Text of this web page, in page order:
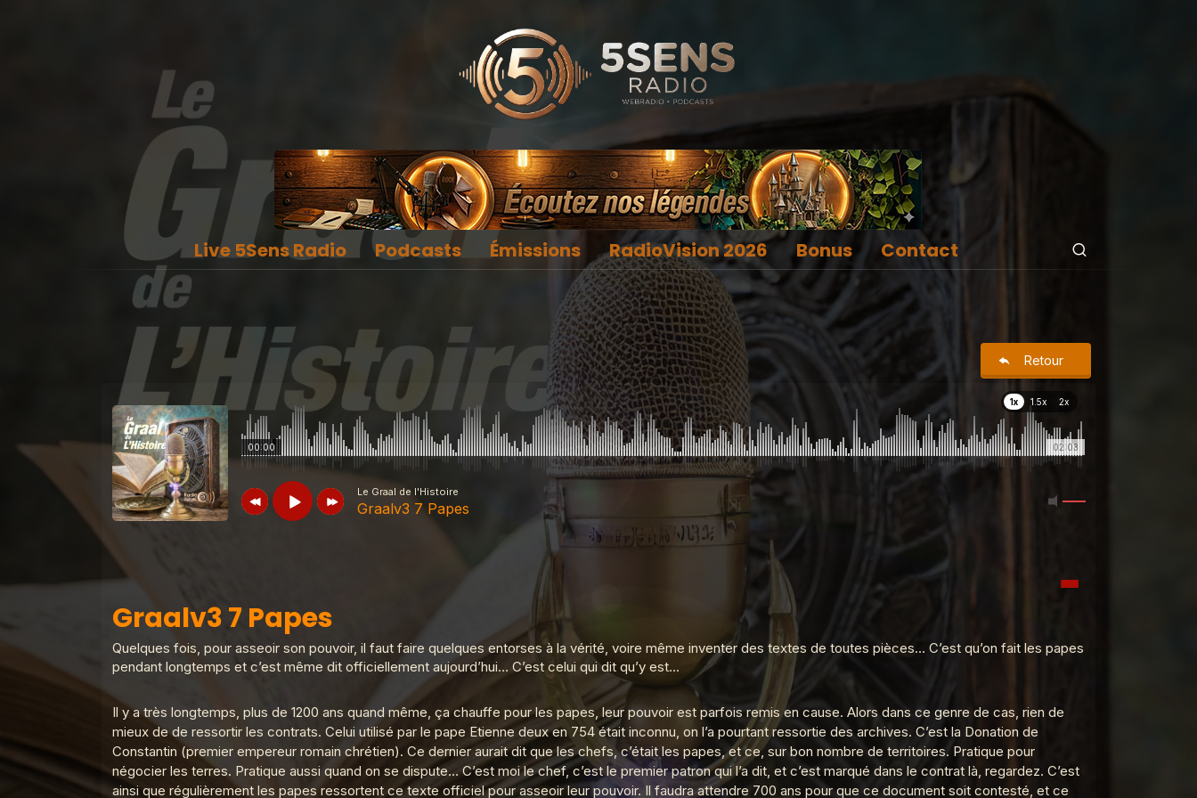
Live 5Sens Radio Podcasts Émissions RadioVision 2026 Bonus Contact
Retour
02:03
00:00
Le Graal de l'Histoire
Graalv3 7 Papes
Le Graal de l'Histoire Graalv3 31 Franco de port
Le Graal de l'Histoire Graalv3 30 La barbe
Le Graal de l'Histoire Graalv3 29 Scaphandre
1x 1.5x 2x
Graalv3 7 Papes
Quelques fois, pour asseoir son pouvoir, il faut faire quelques entorses à la vérité, voire même inventer des textes de toutes pièces… C’est qu’on fait les papes
pendant longtemps et c’est même dit officiellement aujourd’hui… C’est celui qui dit qu’y est…
Il y a très longtemps, plus de 1200 ans quand même, ça chauffe pour les papes, leur pouvoir est parfois remis en cause. Alors dans ce genre de cas, rien de
mieux de de ressortir les contrats. Celui utilisé par le pape Etienne deux en 754 était inconnu, on l’a pourtant ressortie des archives. C’est la Donation de
Constantin (premier empereur romain chrétien). Ce dernier aurait dit que les chefs, c’était les papes, et ce, sur bon nombre de territoires. Pratique pour
négocier les terres. Pratique aussi quand on se dispute… C’est moi le chef, c’est le premier patron qui l’a dit, et c’est marqué dans le contrat là, regardez. C’est
ainsi que régulièrement les papes ressortent ce texte officiel pour asseoir leur pouvoir. Il faudra attendre 700 ans pour que ce document soit contesté, et ce